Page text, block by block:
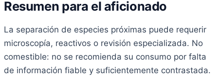
Resumen para el aficionado
La separación de especies próximas puede requerir
microscopía, reactivos o revisión especializada. No
comestible: no se recomienda su consumo por falta
de información fiable y suficientemente contrastada.